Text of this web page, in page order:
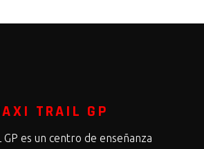
TRAIL GP
GP es un centro de enseñanza